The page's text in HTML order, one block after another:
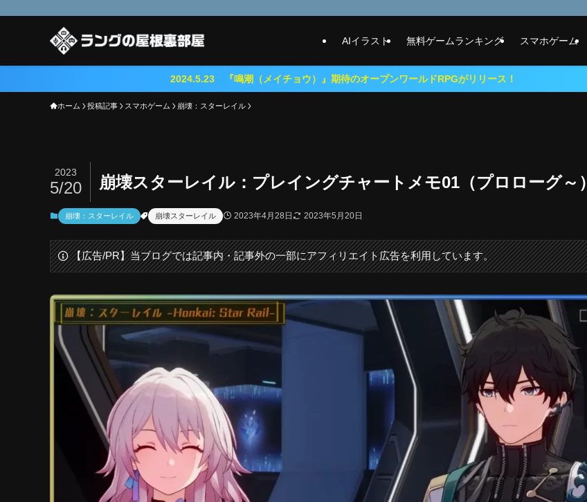
AIイラスト 無料ゲームランキング スマホゲーム
2024.5.23 『鳴潮（メイチョウ）』期待のオープンワールドRPGがリリース！
ホーム 投稿記事 スマホゲーム 崩壊：スターレイル
崩壊スターレイル：プレイングチャートメモ01（プロローグ～）
2023
5/20
崩壊：スターレイル 崩壊スターレイル 2023年4月28日 2023年5月20日
【広告/PR】当ブログでは記事内・記事外の一部にアフィリエイト広告を利用しています。